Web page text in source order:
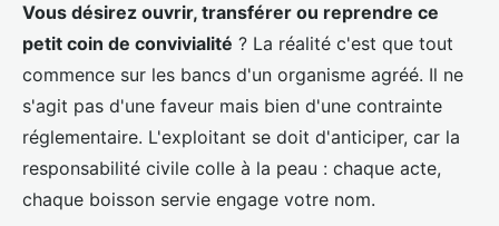
Vous désirez ouvrir, transférer ou reprendre ce
petit coin de convivialité ? La réalité c'est que tout
commence sur les bancs d'un organisme agréé. Il ne
s'agit pas d'une faveur mais bien d'une contrainte
réglementaire. L'exploitant se doit d'anticiper, car la
responsabilité civile colle à la peau : chaque acte,
chaque boisson servie engage votre nom.